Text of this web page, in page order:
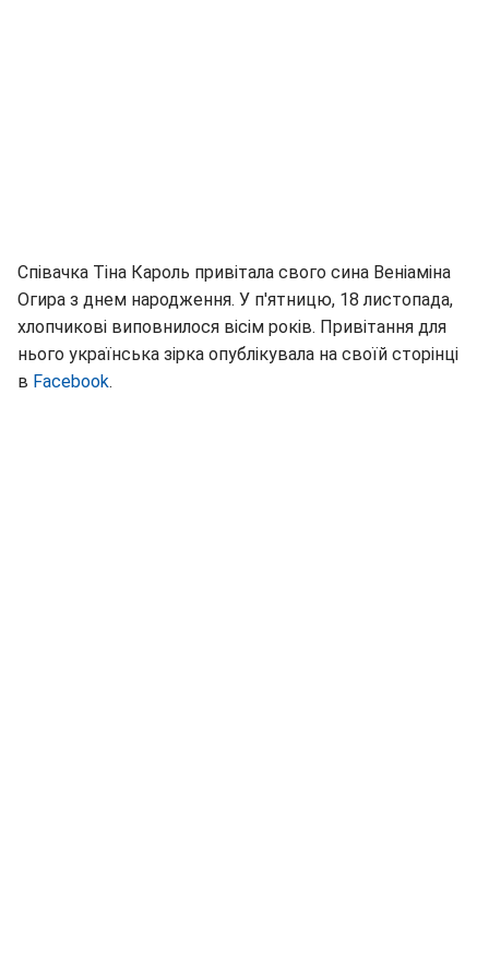
Співачка Тіна Кароль привітала свого сина Веніаміна
Огира з днем народження. У п'ятницю, 18 листопада,
хлопчикові виповнилося вісім років. Привітання для
нього українська зірка опублікувала на своїй сторінці
в Facebook.